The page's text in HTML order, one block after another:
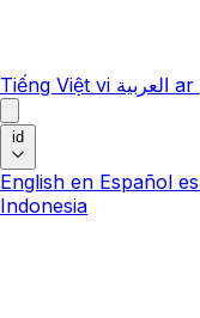
Tiếng Việt vi العربية ar
id
English en Español es
Indonesia